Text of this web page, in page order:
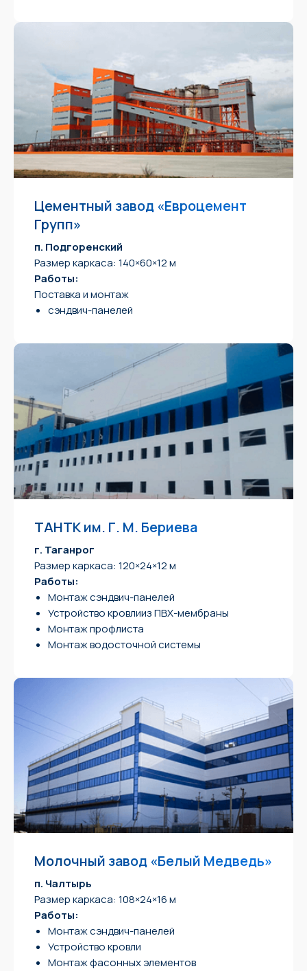
Цементный завод «Евроцемент
Групп»
п. Подгоренский
Размер каркаса: 140×60×12 м
Работы:
Поставка и монтаж
сэндвич-панелей
ТАНТК им. Г. М. Бериева
г. Таганрог
Размер каркаса: 120×24×12 м
Работы:
Монтаж сэндвич-панелей
Устройство кровлииз ПВХ-мембраны
Монтаж профлиста
Монтаж водосточной системы
Молочный завод «Белый Медведь»
п. Чалтырь
Размер каркаса: 108×24×16 м
Работы:
Монтаж сэндвич-панелей
Устройство кровли
Монтаж фасонных элементов